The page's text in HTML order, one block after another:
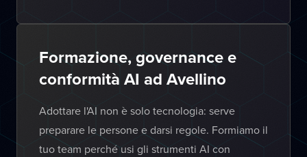
Formazione, governance e
conformità AI ad Avellino
Adottare l'AI non è solo tecnologia: serve
preparare le persone e darsi regole. Formiamo il
tuo team perché usi gli strumenti AI con